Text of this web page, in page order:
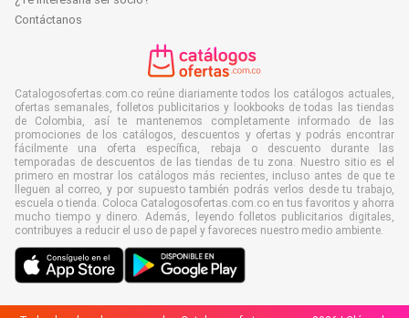
Contáctanos
Catalogosofertas.com.co reúne diariamente todos los catálogos actuales,
ofertas semanales, folletos publicitarios y lookbooks de todas las tiendas
de Colombia, así te mantenemos completamente informado de las
promociones de los catálogos, descuentos y ofertas y podrás encontrar
fácilmente una oferta específica, rebaja o descuento durante las
temporadas de descuentos de las tiendas de tu zona. Nuestro sitio es el
primero en mostrar los catálogos más recientes, incluso antes de que te
lleguen al correo, y por supuesto también podrás verlos desde tu trabajo,
escuela o tienda. Coloca Catalogosofertas.com.co en tus favoritos y ahorra
mucho tiempo y dinero. Además, leyendo folletos publicitarios digitales,
contribuyes a reducir el uso de papel y favoreces nuestro medio ambiente.